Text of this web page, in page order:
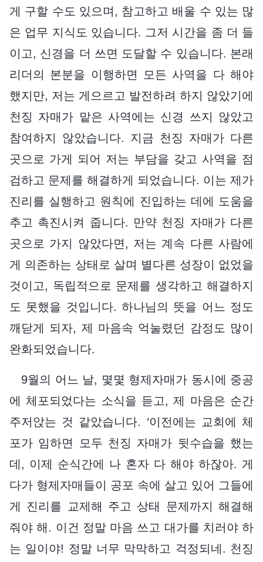
게 구할 수도 있으며, 참고하고 배울 수 있는 많
은 업무 지식도 있습니다. 그저 시간을 좀 더 들
이고, 신경을 더 쓰면 도달할 수 있습니다. 본래
리더의 본분을 이행하면 모든 사역을 다 해야
했지만, 저는 게으르고 발전하려 하지 않았기에
천징 자매가 맡은 사역에는 신경 쓰지 않았고
참여하지 않았습니다. 지금 천징 자매가 다른
곳으로 가게 되어 저는 부담을 갖고 사역을 점
검하고 문제를 해결하게 되었습니다. 이는 제가
진리를 실행하고 원칙에 진입하는 데에 도움을
추고 촉진시켜 줍니다. 만약 천징 자매가 다른
곳으로 가지 않았다면, 저는 계속 다른 사람에
게 의존하는 상태로 살며 별다른 성장이 없었을
것이고, 독립적으로 문제를 생각하고 해결하지
도 못했을 것입니다. 하나님의 뜻을 어느 정도
깨닫게 되자, 제 마음속 억눌렸던 감정도 많이
완화되었습니다.
9월의 어느 날, 몇몇 형제자매가 동시에 중공
에 체포되었다는 소식을 듣고, 제 마음은 순간
주저앉는 것 같았습니다. ‘이전에는 교회에 체
포가 임하면 모두 천징 자매가 뒷수습을 했는
데, 이제 순식간에 나 혼자 다 해야 하잖아. 게
다가 형제자매들이 공포 속에 살고 있어 그들에
게 진리를 교제해 주고 상태 문제까지 해결해
줘야 해. 이건 정말 마음 쓰고 대가를 치러야 하
는 일이야! 정말 너무 막막하고 걱정되네. 천징